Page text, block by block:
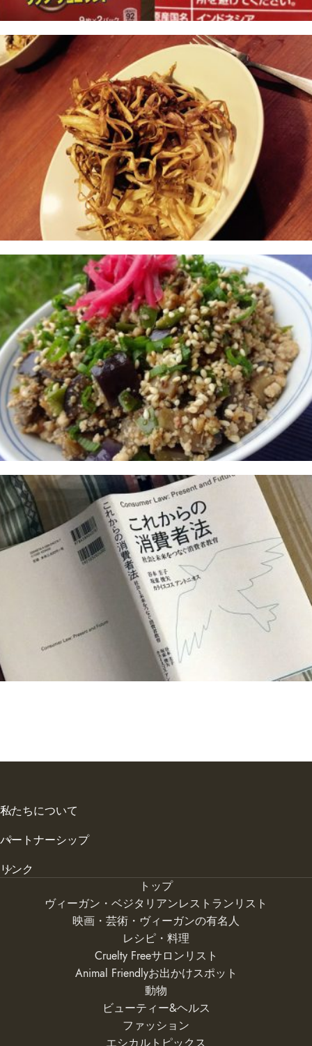
私たちについて
パートナーシップ
リンク
トップ
ヴィーガン・ベジタリアンレストランリスト
映画・芸術・ヴィーガンの有名人
レシピ・料理
Cruelty Freeサロンリスト
Animal Friendlyお出かけスポット
動物
ビューティー&ヘルス
ファッション